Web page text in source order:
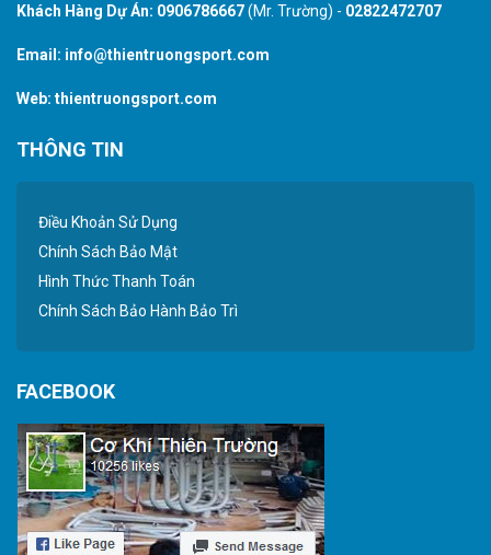
Khách Hàng Dự Án: 0906786667(Mr. Trường) - 02822472707
Email: info@thientruongsport.com
Web: thientruongsport.com
THÔNG TIN
Điều Khoản Sử Dụng
Chính Sách Bảo Mật
Hình Thức Thanh Toán
Chính Sách Bảo Hành Bảo Trì
FACEBOOK